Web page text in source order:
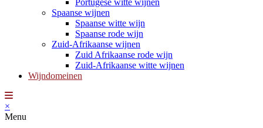
Portugese witte wijnen
Spaanse wijnen
Spaanse witte wijn
Spaanse rode wijn
Zuid-Afrikaanse wijnen
Zuid Afrikaanse rode wijn
Zuid-Afrikaanse witte wijnen
Wijndomeinen
×
Menu